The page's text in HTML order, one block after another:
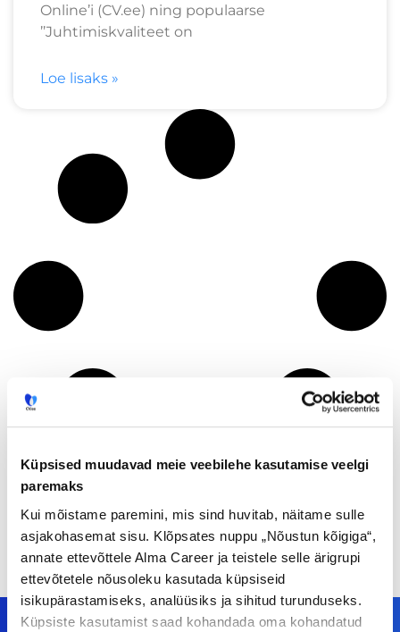
Küpsised muudavad meie veebilehe kasutamise veelgi
paremaks
Kui mõistame paremini, mis sind huvitab, näitame sulle
asjakohasemat sisu. Klõpsates nuppu „Nõustun kõigiga“,
annate ettevõttele Alma Career ja teistele selle ärigrupi
ettevõtetele nõusoleku kasutada küpsiseid
isikupärastamiseks, analüüsiks ja sihitud turunduseks.
Küpsiste kasutamist saad kohandada oma kohandatud
Online’i (CV.ee) ning populaarse
’’Juhtimiskvaliteet on
Loe lisaks »